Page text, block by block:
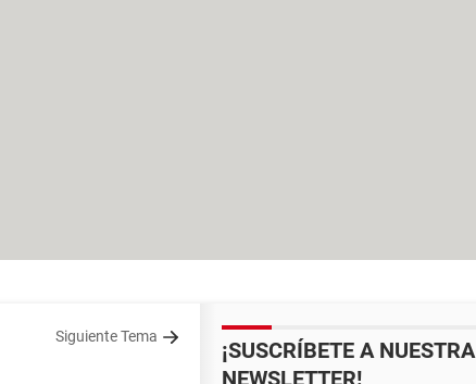
Siguiente Tema
¡SUSCRÍBETE A NUESTRA
NEWSLETTER!